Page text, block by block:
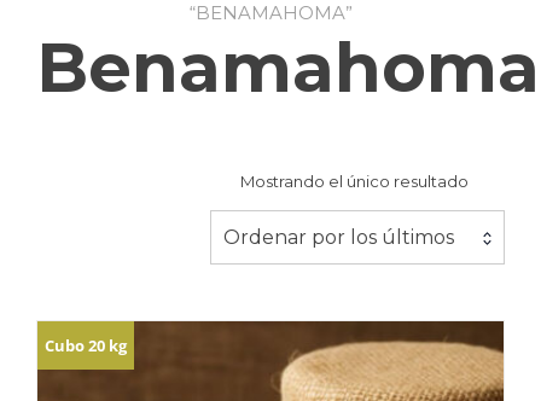
“BENAMAHOMA”
Benamahoma
Mostrando el único resultado
Ordenar por los últimos
Cubo 20 kg